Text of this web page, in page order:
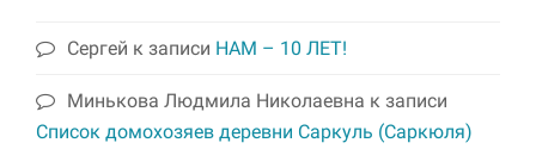
Сергей к записи НАМ – 10 ЛЕТ!
Минькова Людмила Николаевна к записи
Список домохозяев деревни Саркуль (Саркюля)